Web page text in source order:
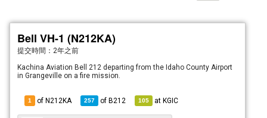
Bell VH-1 (N212KA)
提交時間： 2年之前
Kachina Aviation Bell 212 departing from the Idaho County Airport
in Grangeville on a fire mission.
1 of N212KA 257 ofB212 105 atKGIC